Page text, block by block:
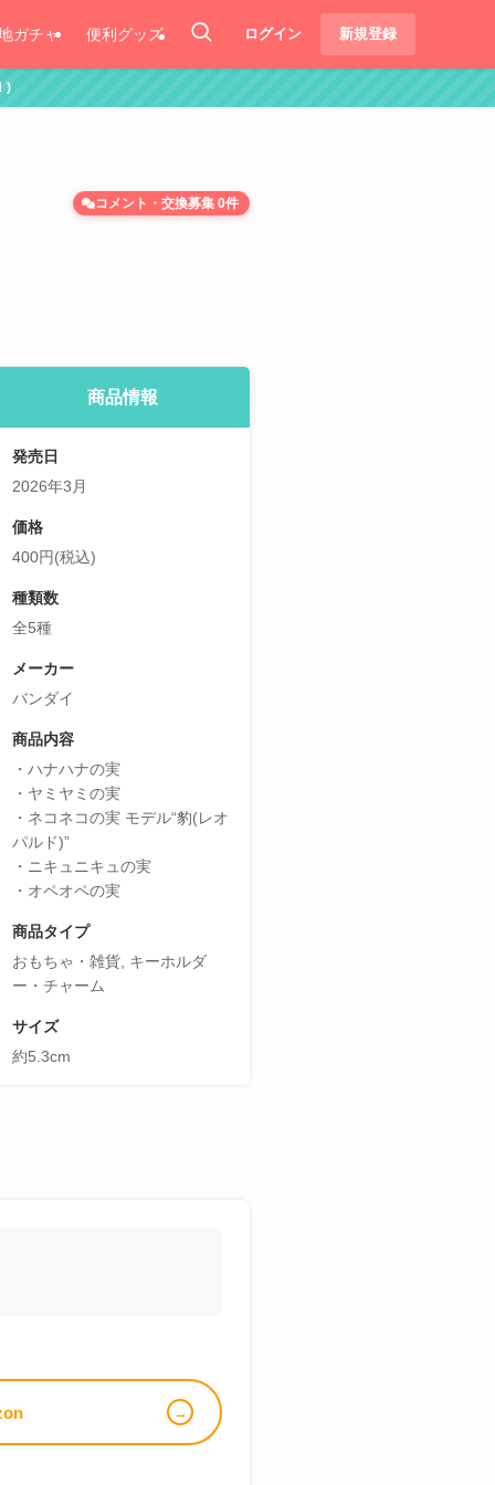
ガチャ 便利グッズ ログイン 新規登録
コメント・交換募集 0件
商品情報
発売日
2026年3月
価格
400円(税込)
種類数
全5種
メーカー
バンダイ
商品内容
・ハナハナの実
・ヤミヤミの実
・ネコネコの実 モデル“豹(レオ
パルド)”
・ニキュニキュの実
・オペオペの実
商品タイプ
おもちゃ・雑貨, キーホルダ
ー・チャーム
サイズ
約5.3cm